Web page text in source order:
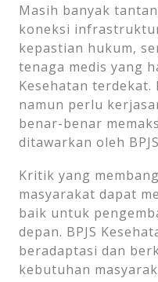
Masih banyak
koneksi
kepastian hukum,
tenaga medis yang
Kesehatan terdekat.
namun perlu
benar-benar
ditawarkan oleh
Kritik yang
masyarakat dapat
baik untuk
depan. BPJS
beradaptasi dan
kebutuhan